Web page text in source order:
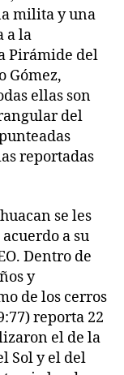
milita y una
a la
Pirámide del
Gómez,
ellas son
del
reportadas
se les
a su
Dentro de
y
de los cerros
reporta 22
el de la
Sol y el del